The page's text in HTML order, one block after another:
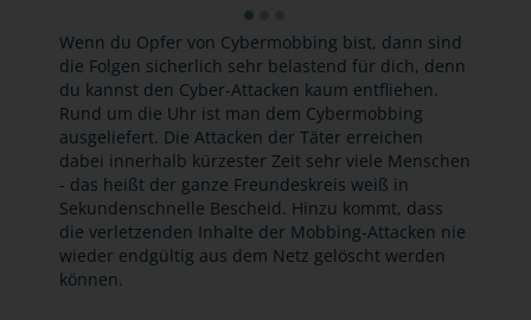
Wenn du Opfer von Cybermobbing bist, dann sind
die Folgen sicherlich sehr belastend für dich, denn
du kannst den Cyber-Attacken kaum entfliehen.
Rund um die Uhr ist man dem Cybermobbing
ausgeliefert. Die Attacken der Täter erreichen
dabei innerhalb kürzester Zeit sehr viele Menschen
- das heißt der ganze Freundeskreis weiß in
Sekundenschnelle Bescheid. Hinzu kommt, dass
die verletzenden Inhalte der Mobbing-Attacken nie
wieder endgültig aus dem Netz gelöscht werden
können.